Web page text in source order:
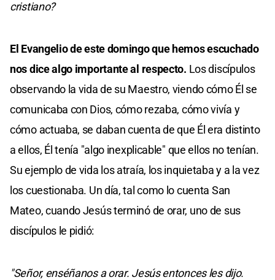
cristiano?
El Evangelio de este domingo que hemos escuchado
nos dice algo importante al respecto. Los discípulos
observando la vida de su Maestro, viendo cómo Él se
comunicaba con Dios, cómo rezaba, cómo vivía y
cómo actuaba, se daban cuenta de que Él era distinto
a ellos, Él tenía "algo inexplicable" que ellos no tenían.
Su ejemplo de vida los atraía, los inquietaba y a la vez
los cuestionaba. Un día, tal como lo cuenta San
Mateo, cuando Jesús terminó de orar, uno de sus
discípulos le pidió:
"Señor, enséñanos a orar. Jesús entonces les dijo.